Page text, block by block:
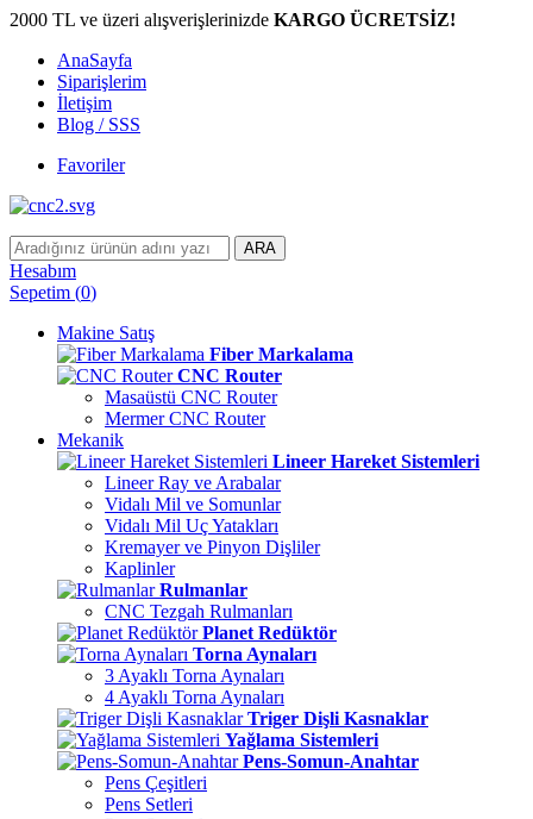
2000 TL ve üzeri alışverişlerinizde KARGO ÜCRETSİZ!
AnaSayfa
Siparişlerim
İletişim
Blog / SSS
Favoriler
ARA
Hesabım
Sepetim (0)
Makine Satış
Fiber Markalama
CNC Router
Masaüstü CNC Router
Mermer CNC Router
Mekanik
Lineer Hareket Sistemleri
Lineer Ray ve Arabalar
Vidalı Mil ve Somunlar
Vidalı Mil Uç Yatakları
Kremayer ve Pinyon Dişliler
Kaplinler
Rulmanlar
CNC Tezgah Rulmanları
Planet Redüktör
Torna Aynaları
3 Ayaklı Torna Aynaları
4 Ayaklı Torna Aynaları
Triger Dişli Kasnaklar
Yağlama Sistemleri
Pens-Somun-Anahtar
Pens Çeşitleri
Pens Setleri